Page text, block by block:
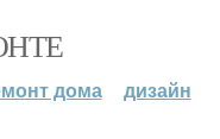
дома дизайн